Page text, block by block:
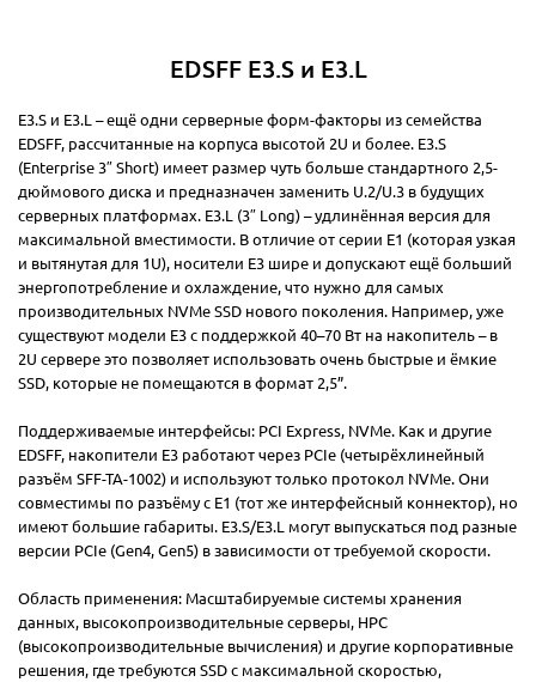
EDSFF E3.S и E3.L
E3.S и E3.L – ещё одни серверные форм-факторы из семейства
EDSFF, рассчитанные на корпуса высотой 2U и более. E3.S
(Enterprise 3″ Short) имеет размер чуть больше стандартного 2,5-
дюймового диска и предназначен заменить U.2/U.3 в будущих
серверных платформах. E3.L (3″ Long) – удлинённая версия для
максимальной вместимости. В отличие от серии E1 (которая узкая
и вытянутая для 1U), носители E3 шире и допускают ещё больший
энергопотребление и охлаждение, что нужно для самых
производительных NVMe SSD нового поколения. Например, уже
существуют модели E3 с поддержкой 40–70 Вт на накопитель – в
2U сервере это позволяет использовать очень быстрые и ёмкие
SSD, которые не помещаются в формат 2,5”.
Поддерживаемые интерфейсы: PCI Express, NVMe. Как и другие
EDSFF, накопители E3 работают через PCIe (четырёхлинейный
разъём SFF-TA-1002) и используют только протокол NVMe. Они
совместимы по разъёму с E1 (тот же интерфейсный коннектор), но
имеют большие габариты. E3.S/E3.L могут выпускаться под разные
версии PCIe (Gen4, Gen5) в зависимости от требуемой скорости.
Область применения: Масштабируемые системы хранения
данных, высокопроизводительные серверы, HPC
(высокопроизводительные вычисления) и другие корпоративные
решения, где требуются SSD с максимальной скоростью,